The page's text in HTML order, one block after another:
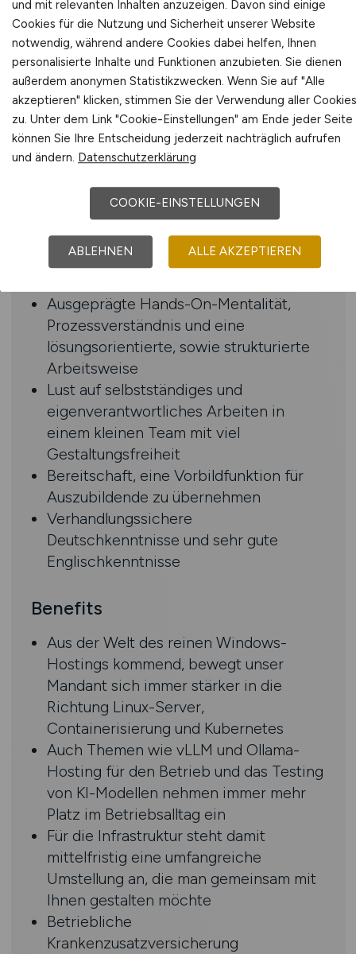
Profil
Einschlägige IT-Ausbildung oder
gleichwertige Berufserfahrung
Relevante Berufserfahrung in der
Administration heterogener
Systemlandschaften (Windows,
Linux) sowie im DevOps-Engineering
Bereich Virtualisierung, vorzugsweise
Erfahrung im Umgang
mit Containerlösungen (bspw. Docker,
Kubernetes), sowie mit CI/CD-Tools
Ausgeprägte Hands-On-Mentalität,
Prozessverständnis und eine
lösungsorientierte, sowie strukturierte
Arbeitsweise
Lust auf selbstständiges und
eigenverantwortliches Arbeiten in
einem kleinen Team mit viel
Gestaltungsfreiheit
Bereitschaft, eine Vorbildfunktion für
Auszubildende zu übernehmen
Verhandlungssichere
Deutschkenntnisse und sehr gute
Englischkenntnisse
Benefits
Aus der Welt des reinen Windows-
Hostings kommend, bewegt unser
Mandant sich immer stärker in die
Richtung Linux-Server,
Containerisierung und Kubernetes
Auch Themen wie vLLM und Ollama-
Hosting für den Betrieb und das Testing
von KI-Modellen nehmen immer mehr
Platz im Betriebsalltag ein
Für die Infrastruktur steht damit
mittelfristig eine umfangreiche
Umstellung an, die man gemeinsam mit
Ihnen gestalten möchte
Betriebliche
Krankenzusatzversicherung
und mit relevanten Inhalten anzuzeigen. Davon sind einige
Cookies für die Nutzung und Sicherheit unserer Website
notwendig, während andere Cookies dabei helfen, Ihnen
personalisierte Inhalte und Funktionen anzubieten. Sie dienen
außerdem anonymen Statistikzwecken. Wenn Sie auf "Alle
akzeptieren" klicken, stimmen Sie der Verwendung aller Cookies
zu. Unter dem Link "Cookie-Einstellungen" am Ende jeder Seite
können Sie Ihre Entscheidung jederzeit nachträglich aufrufen
und ändern. Datenschutzerklärung
COOKIE-EINSTELLUNGEN
ABLEHNEN ALLE AKZEPTIEREN